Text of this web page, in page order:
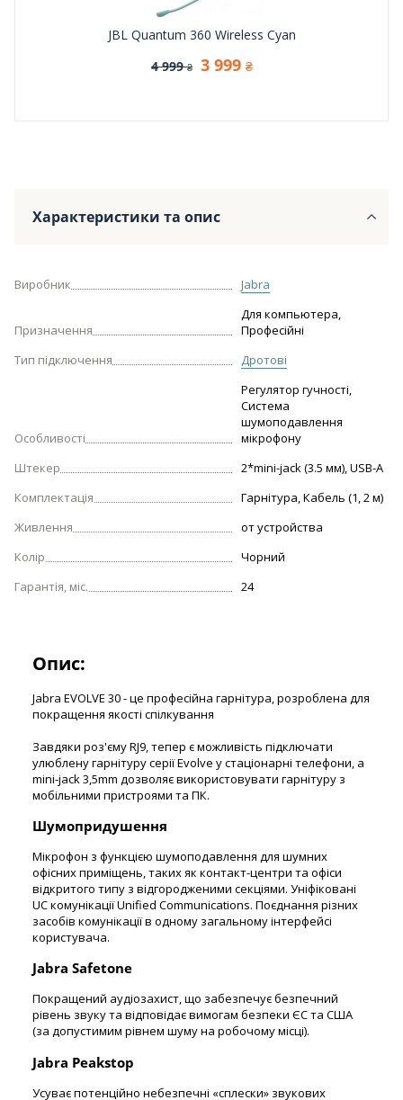
JBL Quantum 360 Wireless Cyan
4 999 ₴ 3 999 ₴
Характеристики та опис
Виробник Jabra
Призначення
Для компьютера,
Професійні
Тип підключення
Дротові
Особливості
Регулятор гучності,
Система
шумоподавлення
мікрофону
Штекер
2*mini-jack (3.5 мм), USB-A
Комплектація
Гарнітура, Кабель (1, 2 м)
Живлення
от устройства
Колір
Чорний
Гарантія, міс.
24
Опис:
Jabra EVOLVE 30 - це професійна гарнітура, розроблена для
покращення якості спілкування
Завдяки роз'єму RJ9, тепер є можливість підключати
улюблену гарнітуру серії Evolve у стаціонарні телефони, а
mini-jack 3,5mm дозволяє використовувати гарнітуру з
мобільними пристроями та ПК.
Шумопридушення
Мікрофон з функцією шумоподавлення для шумних
офісних приміщень, таких як контакт-центри та офіси
відкритого типу з відгородженими секціями. Уніфіковані
UC комунікації Unified Communications. Поєднання різних
засобів комунікації в одному загальному інтерфейсі
користувача.
Jabra Safetonе
Покращений аудіозахист, що забезпечує безпечний
рівень звуку та відповідає вимогам безпеки ЄС та США
(за допустимим рівнем шуму на робочому місці).
Jabra Peakstop
Усуває потенційно небезпечні «сплески» звукових